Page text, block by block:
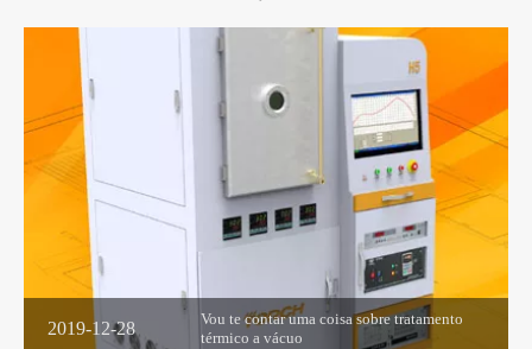
2019-12-28
Vou te contar uma coisa sobre tratamento
térmico a vácuo